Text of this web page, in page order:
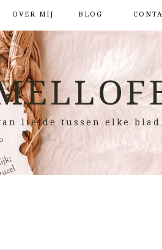
OVER MIJ BLOG
liefde tussen elke